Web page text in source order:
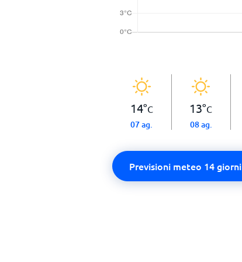
14°C
07 ag.
13°C
08 ag.
Previsioni meteo 14 giorni